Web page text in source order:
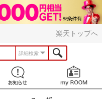
楽天トップへ
詳細検索
ける お知らせ